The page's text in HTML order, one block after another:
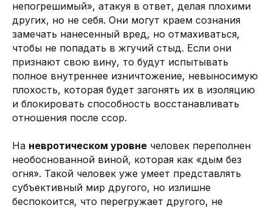
непогрешимый», атакуя в ответ, делая плохими
других, но не себя. Они могут краем сознания
замечать нанесенный вред, но отмахиваться,
чтобы не попадать в жгучий стыд. Если они
признают свою вину, то будут испытывать
полное внутреннее изничтожение, невыносимую
плохость, которая будет загонять их в изоляцию
и блокировать способность восстанавливать
отношения после ссор.
На невротическом уровне человек переполнен
необоснованной виной, которая как «дым без
огня». Такой человек уже умеет представлять
субъективный мир другого, но излишне
беспокоится, что перегружает другого, не